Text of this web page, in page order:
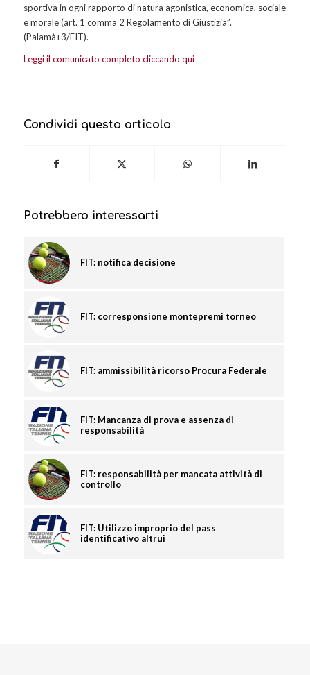
sportiva in ogni rapporto di natura agonistica, economica, sociale
e morale (art. 1 comma 2 Regolamento di Giustizia”.
(Palamà+3/FIT).
Leggi il comunicato completo cliccando qui
Condividi questo articolo
Potrebbero interessarti
FIT: notifica decisione
FIT: corresponsione montepremi torneo
FIT: ammissibilità ricorso Procura Federale
FIT: Mancanza di prova e assenza di
responsabilità
FIT: responsabilità per mancata attività di
controllo
FIT: Utilizzo improprio del pass
identificativo altrui